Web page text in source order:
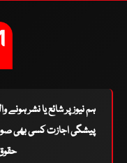
ہم نیوز پر شائع یا نشر ہونے
پیشگی اجازت کسی بھی